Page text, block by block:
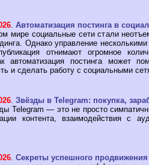
. Автоматизация постинга в
мире социальные сети стали
Однако управление
отнимают огромное
автоматизация постинга может
и сделать работу с социальными
. Звёзды в Telegram: покупка,
Telegram — это не просто
контента, взаимодействия с
. Секреты успешного